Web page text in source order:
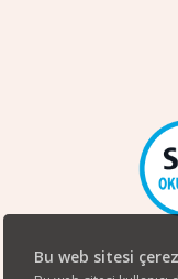
Bu web sitesi